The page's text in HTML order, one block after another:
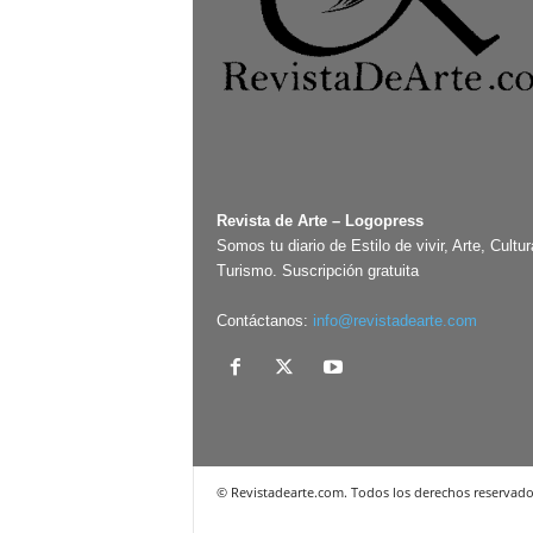
Revista de Arte – Logopress
Somos tu diario de Estilo de vivir, Arte,
Turismo. Suscripción gratuita
Contáctanos: info@revistadearte.com
© Revistadearte.com. Todos los derechos